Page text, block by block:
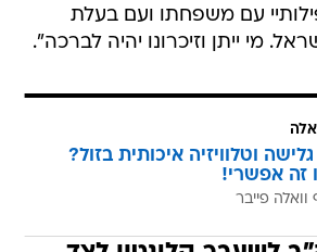
עם משפחתו ועם בעלת
מי ייתן וזיכרונו יהיה לברכה".
גלישה וטלוויזיה איכותית בזול?
זה אפשרי!
וואלה פייבר